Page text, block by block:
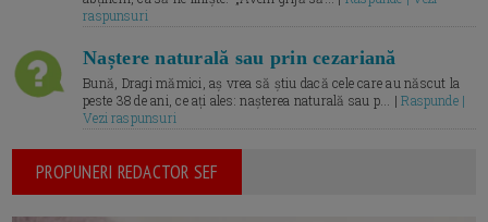
raspunsuri
Naștere naturală sau prin cezariană
Bună, Dragi mămici, aș vrea să știu dacă cele care au născut la
peste 38 de ani, ce ați ales: nașterea naturală sau p... |Raspunde |
Vezi raspunsuri
PROPUNERI REDACTOR SEF